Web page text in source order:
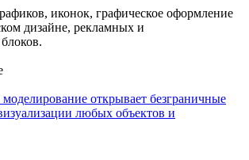
иконок, графическое оформление
дизайне, рекламных и
открывает безграничные
любых объектов и